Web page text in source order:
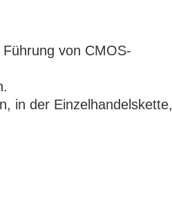
von CMOS-
in der Einzelhandelskette,